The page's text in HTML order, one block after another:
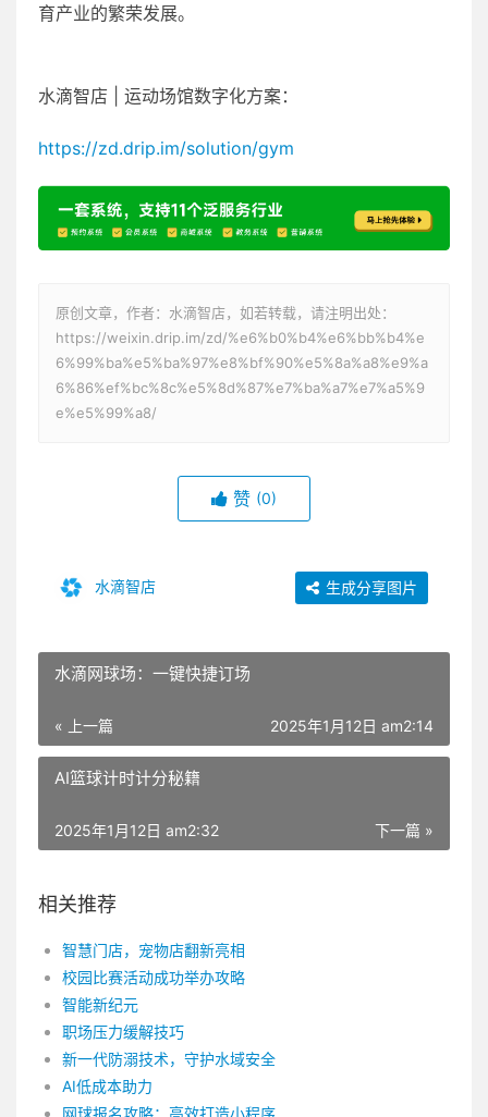
育产业的繁荣发展。
水滴智店 | 运动场馆数字化方案：
https://zd.drip.im/solution/gym
原创文章，作者：水滴智店，如若转载，请注明出处：
https://weixin.drip.im/zd/%e6%b0%b4%e6%bb%b4%e
6%99%ba%e5%ba%97%e8%bf%90%e5%8a%a8%e9%a
6%86%ef%bc%8c%e5%8d%87%e7%ba%a7%e7%a5%9
e%e5%99%a8/
赞 (0)
水滴智店 生成分享图片
水滴网球场：一键快捷订场
« 上一篇 2025年1月12日 am2:14
AI篮球计时计分秘籍
下一篇 »
2025年1月12日 am2:32
相关推荐
智慧门店，宠物店翻新亮相
校园比赛活动成功举办攻略
智能新纪元
职场压力缓解技巧
新一代防溺技术，守护水域安全
AI低成本助力